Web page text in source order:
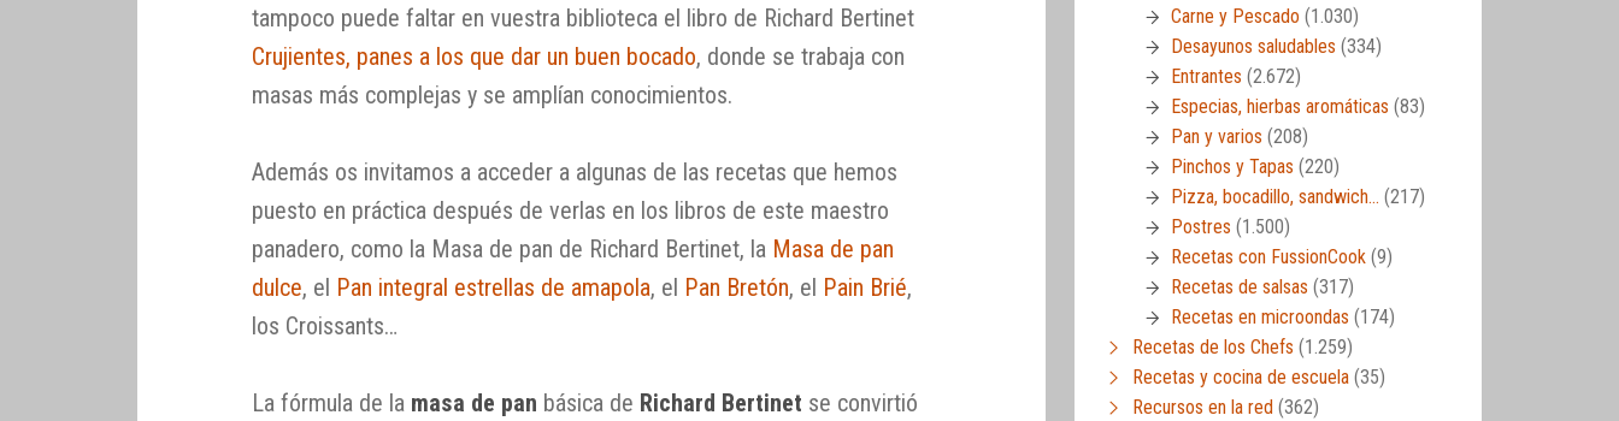
tampoco puede faltar en vuestra biblioteca el libro de Richard Bertinet
Crujientes, panes a los que dar un buen bocado, donde se trabaja con
masas más complejas y se amplían conocimientos.
Además os invitamos a acceder a algunas de las recetas que hemos
puesto en práctica después de verlas en los libros de este maestro
panadero, como la Masa de pan de Richard Bertinet, la Masa de pan
dulce, el Pan integral estrellas de amapola, el Pan Bretón, el Pain Brié,
los Croissants…
La fórmula de la masa de pan básica de Richard Bertinet se convirtió
Carne y Pescado (1.030)
Desayunos saludables (334)
Entrantes (2.672)
Especias, hierbas aromáticas (83)
Pan y varios (208)
Pinchos y Tapas (220)
Pizza, bocadillo, sandwich… (217)
Postres (1.500)
Recetas con FussionCook (9)
Recetas de salsas (317)
Recetas en microondas (174)
Recetas de los Chefs (1.259)
Recetas y cocina de escuela (35)
Recursos en la red (362)